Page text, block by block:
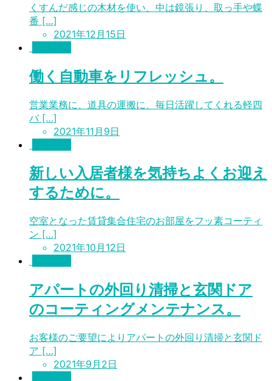
くすんだ感じの木材を使い、中は鏡張り、取っ手や蝶
番 […]
2021年12月15日
働く自動車をリフレッシュ。
営業業務に、道具の運搬に、毎日活躍してくれる軽四
バ […]
2021年11月9日
新しい入居者様を気持ちよくお迎え
するために。
空室となった賃貸集合住宅のお部屋をフッ素コーティ
ン […]
2021年10月12日
アパートの外回り清掃と玄関ドア
のコーティングメンテナンス。
お客様のご要望によりアパートの外回り清掃と玄関ド
ア […]
2021年9月2日